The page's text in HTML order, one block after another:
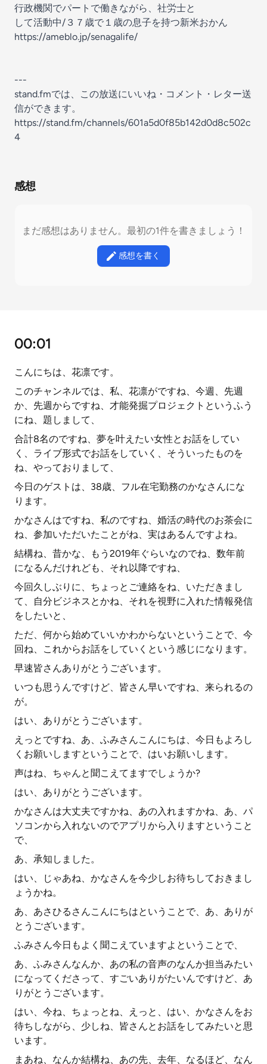
行政機関でパートで働きながら、社労士と
して活動中/３７歳で１歳の息子を持つ新米おかん
https://ameblo.jp/senagalife/
---
stand.fmでは、この放送にいいね・コメント・レター送
信ができます。
https://stand.fm/channels/601a5d0f85b142d0d8c502c
4
感想
まだ感想はありません。最初の1件を書きましょう！
感想を書く
00:01
こんにちは、花凛です。
このチャンネルでは、私、花凛がですね、今週、先週
か、先週からですね、才能発掘プロジェクトというふう
にね、題しまして、
合計8名のですね、夢を叶えたい女性とお話をしてい
く、ライブ形式でお話をしていく、そういったものを
ね、やっておりまして、
今日のゲストは、38歳、フル在宅勤務のかなさんにな
ります。
かなさんはですね、私のですね、婚活の時代のお茶会に
ね、参加いただいたことがね、実はあるんですよね。
結構ね、昔かな、もう2019年ぐらいなのでね、数年前
になるんだけれども、それ以降ですね、
今回久しぶりに、ちょっとご連絡をね、いただきまし
て、自分ビジネスとかね、それを視野に入れた情報発信
をしたいと、
ただ、何から始めていいかわからないということで、今
回ね、これからお話をしていくという感じになります。
早速皆さんありがとうございます。
いつも思うんですけど、皆さん早いですね、来られるの
が。
はい、ありがとうございます。
えっとですね、あ、ふみさんこんにちは、今日もよろし
くお願いしますということで、はいお願いします。
声はね、ちゃんと聞こえてますでしょうか?
はい、ありがとうございます。
かなさんは大丈夫ですかね、あの入れますかね、あ、パ
ソコンから入れないのでアプリから入りますということ
で、
あ、承知しました。
はい、じゃあね、かなさんを今少しお待ちしておきまし
ょうかね。
あ、あさひるさんこんにちはということで、あ、ありが
とうございます。
ふみさん今日もよく聞こえていますよということで、
あ、ふみさんなんか、あの私の音声のなんか担当みたい
になってくださって、すごいありがたいんですけど、あ
りがとうございます。
はい、今ね、ちょっとね、えっと、はい、かなさんをお
待ちしながら、少しね、皆さんとお話をしてみたいと思
います。
まあね、なんか結構ね、あの先、去年、なるほど、なん